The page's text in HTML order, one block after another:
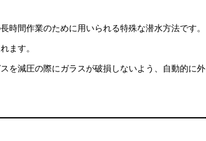
間作業のために用いられる特殊な潜水方法です。
ます。
を減圧の際にガラスが破損しないよう、自動的に外